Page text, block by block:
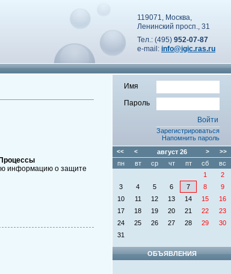
119071, Москва,
Ленинский просп., 31
Тел.: (495) 952-07-87
e-mail: info@igic.ras.ru
информацию о защите
Имя
Пароль
Зарегистрироваться
Напомнить пароль
<< < август26 > >>
пн вт ср чт пт сб
вс
1
2
3
4 5 6 7 8
9
10
11 12 13 14 15
16
17
18 19 20 21 22
23
24
25 26 27 28 29
30
31
ОБЪЯВЛЕНИЯ